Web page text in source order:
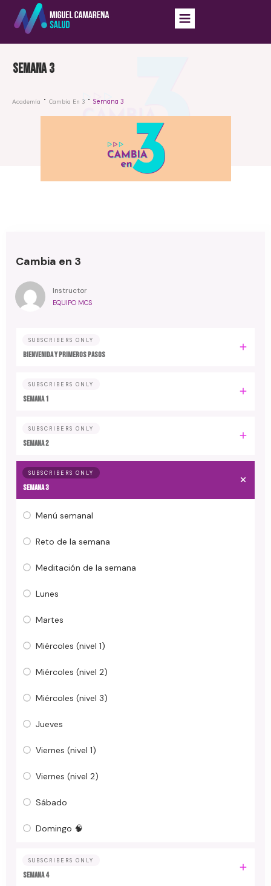
Semana 3
Academia Cambia En 3 Semana 3
Cambia en 3
Instructor
EQUIPO MCS
SUBSCRIBERS ONLY
Bienvenida y primeros pasos
SUBSCRIBERS ONLY
Semana 1
SUBSCRIBERS ONLY
Semana 2
SUBSCRIBERS ONLY
Semana 3
Menú semanal
Reto de la semana
Meditación de la semana
Lunes
Martes
Miércoles (nivel 1)
Miércoles (nivel 2)
Miércoles (nivel 3)
Jueves
Viernes (nivel 1)
Viernes (nivel 2)
Sábado
Domingo 🧠
SUBSCRIBERS ONLY
Semana 4